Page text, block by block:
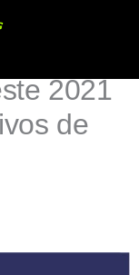
2021
de